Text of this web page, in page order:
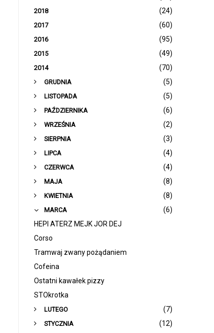
2018 (24)
2017 (60)
2016 (95)
2015 (49)
2014 (70)
GRUDNIA (5)
LISTOPADA (5)
PAŹDZIERNIKA (6)
WRZEŚNIA (2)
SIERPNIA (3)
LIPCA (4)
CZERWCA (4)
MAJA (8)
KWIETNIA (8)
MARCA
(6)
HEPI ATERZ MEJK JOR DEJ
Corso
Tramwaj zwany pożądaniem
Cofeina
Ostatni kawałek pizzy
STOkrotka
LUTEGO (7)
STYCZNIA (12)